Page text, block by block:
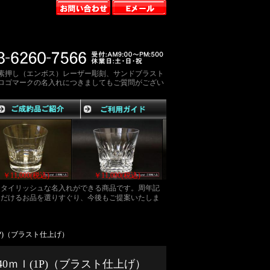
し（エンボス）レーザー彫刻、サンドブラスト
マークの名入れにつきましてもご質問がござい
込) ￥11,220(税込) ￥11,000(税込)
イリッシュな名入れができる商品です。周年記
けるお品を選りすぐり、今後もご提案いたしま
ブラスト仕上げ）
ｌ(1P)（ブラスト仕上げ）